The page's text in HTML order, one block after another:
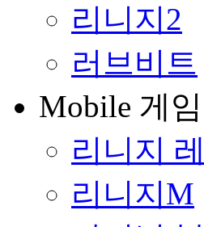
리니지2
러브비트
Mobile 게임
리니지
리니지M